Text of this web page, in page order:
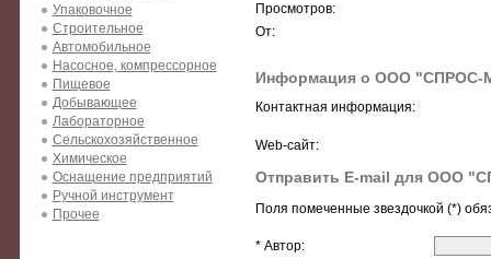
Упаковочное
Строительное
Автомобильное
Насосное, компрессорное
Пищевое
Добывающее
Лабораторное
Сельскохозяйственное
Химическое
Оснащение предприятий
Ручной инструмент
Прочее
Просмотров:
От:
Информация о ООО "СПРОС-
Контактная информация:
Web-сайт:
Отправить E-mail для ООО
Поля помеченные звездочкой (*)
* Автор: